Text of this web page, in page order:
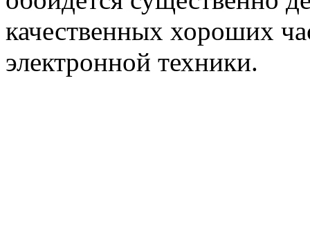
качественных хороших
электронной техники.